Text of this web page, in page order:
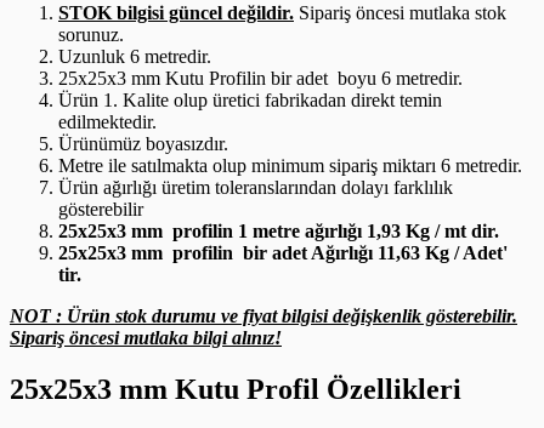
STOK bilgisi güncel değildir. Sipariş öncesi mutlaka stok
sorunuz.
Uzunluk 6 metredir.
25x25x3 mm Kutu Profilin bir adet boyu 6 metredir.
Ürün 1. Kalite olup üretici fabrikadan direkt temin
edilmektedir.
Ürünümüz boyasızdır.
Metre ile satılmakta olup minimum sipariş miktarı 6 metredir.
Ürün ağırlığı üretim toleranslarından dolayı farklılık
gösterebilir
25x25x3 mm profilin 1 metre ağırlığı 1,93 Kg / mt dir.
25x25x3 mm profilin bir adet Ağırlığı 11,63 Kg / Adet'
tir.
NOT : Ürün stok durumu ve fiyat bilgisi değişkenlik gösterebilir.
Sipariş öncesi mutlaka bilgi alınız!
25x25x3 mm Kutu Profil Özellikleri